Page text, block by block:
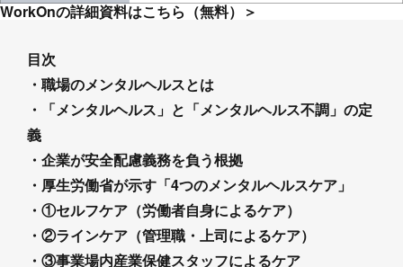
WorkOnの詳細資料はこちら（無料）＞
目次
・職場のメンタルヘルスとは
・「メンタルヘルス」と「メンタルヘルス不調」の定
義
・企業が安全配慮義務を負う根拠
・厚生労働省が示す「4つのメンタルヘルスケア」
・①セルフケア（労働者自身によるケア）
・②ラインケア（管理職・上司によるケア）
・③事業場内産業保健スタッフによるケア